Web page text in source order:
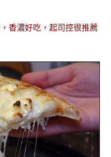
香濃好吃，起司控很推薦